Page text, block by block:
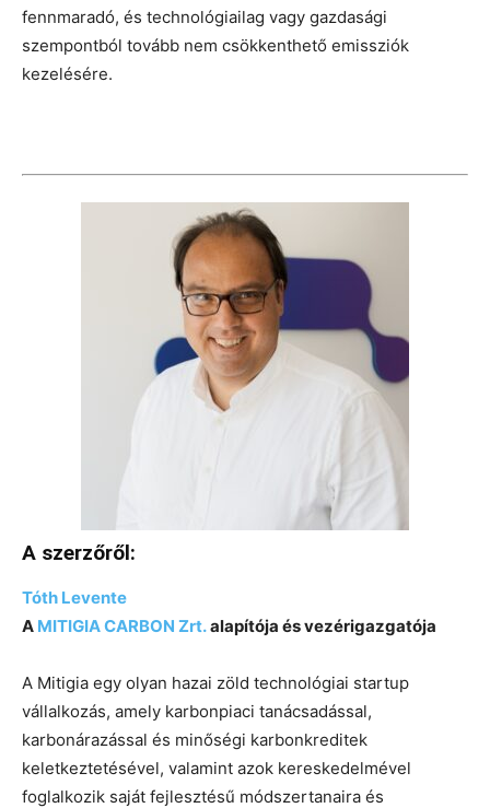
fennmaradó, és technológiailag vagy gazdasági
szempontból tovább nem csökkenthető emissziók
kezelésére.
A szerzőről:
Tóth Levente
A MITIGIA CARBON Zrt.alapítója és vezérigazgatója
A Mitigia egy olyan hazai zöld technológiai startup
vállalkozás, amely karbonpiaci tanácsadással,
karbonárazással és minőségi karbonkreditek
keletkeztetésével, valamint azok kereskedelmével
foglalkozik saját fejlesztésű módszertanaira és